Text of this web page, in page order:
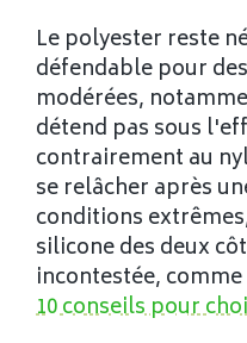
Le polyester reste
défendable pour
modérées,
détend pas sous
contrairement au
se relâcher après
conditions
silicone des deux
incontestée,
10 conseils pour